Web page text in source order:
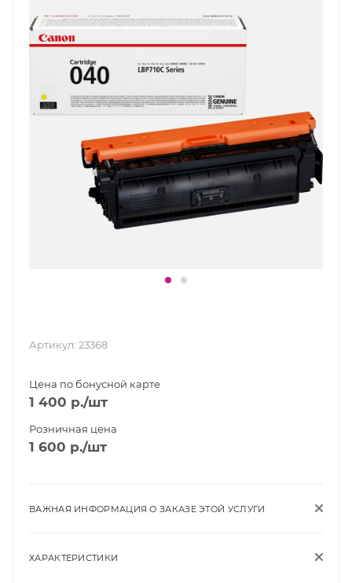
Артикул: 23368
Цена по бонусной карте
1 400 р./шт
Розничная цена
1 600 р./шт
ВАЖНАЯ ИНФОРМАЦИЯ О ЗАКАЗЕ ЭТОЙ УСЛУГИ
ХАРАКТЕРИСТИКИ